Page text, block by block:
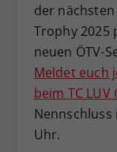
der nächsten
Trophy 2025
neuen ÖTV-
Meldet euch
beim TC
Nennschluss
Uhr.